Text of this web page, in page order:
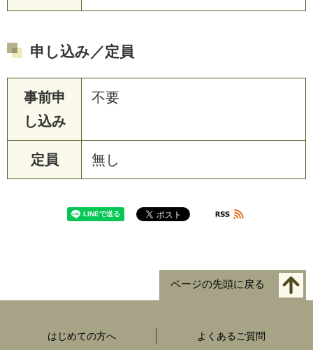
申し込み／定員
事前申
し込み
不要
定員 無し
ページの先頭に戻る
はじめての方へ よくあるご質問